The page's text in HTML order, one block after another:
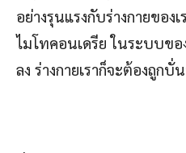
อย่างรุนแรงกับร่างกายของ
ไมโทคอนเดรีย ในระบบข
ลง ร่างกายเราก็จะต้องถูก